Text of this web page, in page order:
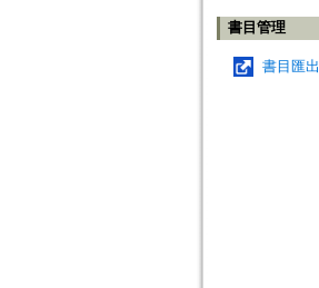
書目管理
書目匯出